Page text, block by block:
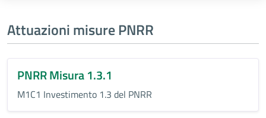
Attuazioni misure PNRR
PNRR Misura 1.3.1
M1C1 Investimento 1.3 del PNRR